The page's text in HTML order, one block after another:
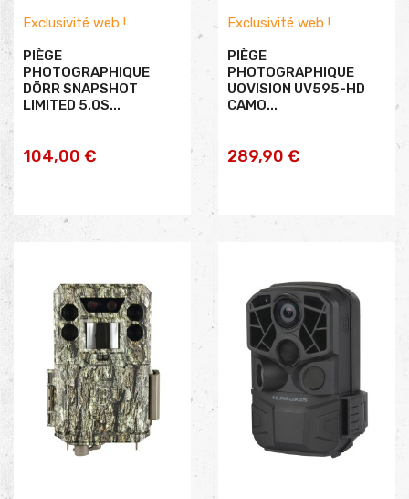
Exclusivité web !
PIÈGE
PHOTOGRAPHIQUE
DÖRR SNAPSHOT
LIMITED 5.0S...
104,00 €AJOUTER AU
Exclusivité web !
PIÈGE
PHOTOGRAPHIQUE
UOVISION UV595-HD
CAMO...
289,90 €AJOUTER AU